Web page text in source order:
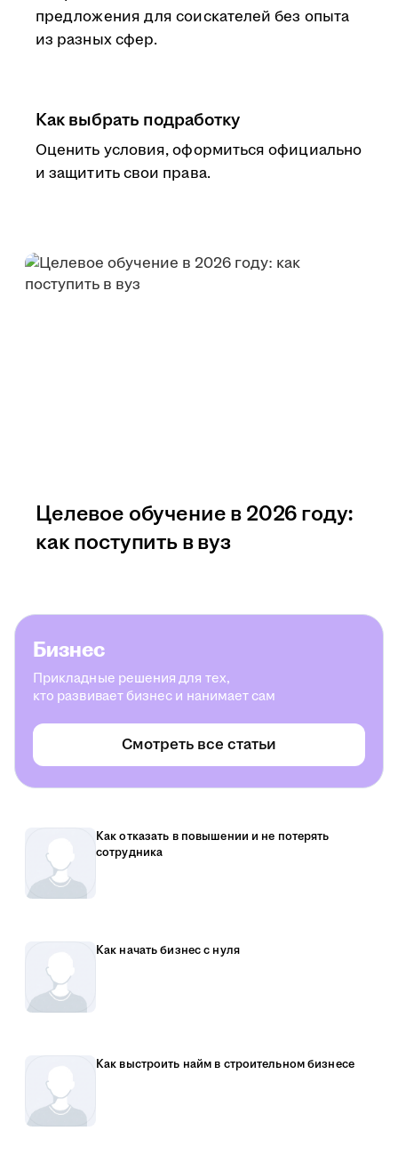
предложения для соискателей без опыта
из разных сфер.
Как выбрать подработку
Оценить условия, оформиться официально
и защитить свои права.
Целевое обучение в 2026 году:
как поступить в вуз
Бизнес
Прикладные решения для тех,
кто развивает бизнес и нанимает сам
Смотреть все статьи
Как отказать в повышении и не потерять
сотрудника
Как начать бизнес с нуля
Как выстроить найм в строительном бизнесе